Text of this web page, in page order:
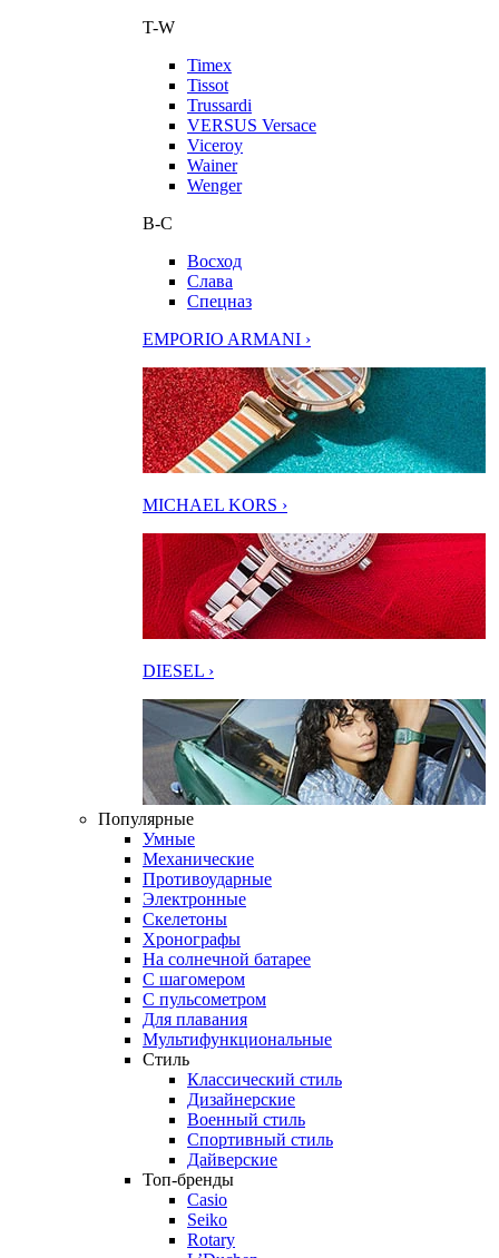
T-W
Timex
Tissot
Trussardi
VERSUS Versace
Viceroy
Wainer
Wenger
В-С
Восход
Слава
Спецназ
EMPORIO ARMANI ›
MICHAEL KORS ›
DIESEL ›
Популярные
Умные
Механические
Противоударные
Электронные
Скелетоны
Хронографы
На солнечной батарее
С шагомером
С пульсометром
Для плавания
Мультифункциональные
Стиль
Классический стиль
Дизайнерские
Военный стиль
Спортивный стиль
Дайверские
Топ-бренды
Casio
Seiko
Rotary